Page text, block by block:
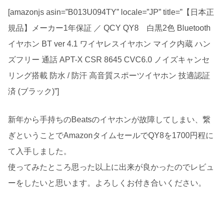
[amazonjs asin=”B013U094TY” locale=”JP” title=”【日本正
規品】メーカー1年保証 ／ QCY QY8 白黒2色 Bluetooth
イヤホン BT ver 4.1 ワイヤレスイヤホン マイク内蔵 ハン
ズフリー 通話 APT-X CSR 8645 CVC6.0 ノイズキャンセ
リング搭載 防水 / 防汗 高音質スポーツイヤホン 技適認証
済 (ブラック)”]
新年から手持ちのBeatsのイヤホンが故障してしまい、繋
ぎということでAmazonタイムセールでQY8を1700円程に
て入手しました。
使ってみたところ思った以上に出来が良かったのでレビュ
ーをしたいと思います。よろしくお付き合いください。